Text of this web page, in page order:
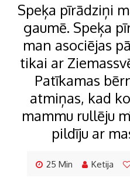
Speķa pīrādziņi
gaumē. Speķa
man asociējas
tikai ar
Patīkamas
atmiņas, kad
mammu rullēju
pildīju ar
25 Min Ketija